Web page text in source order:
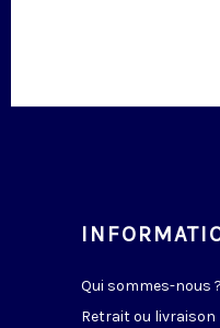
Qui sommes-nous ?
Retrait ou livraison